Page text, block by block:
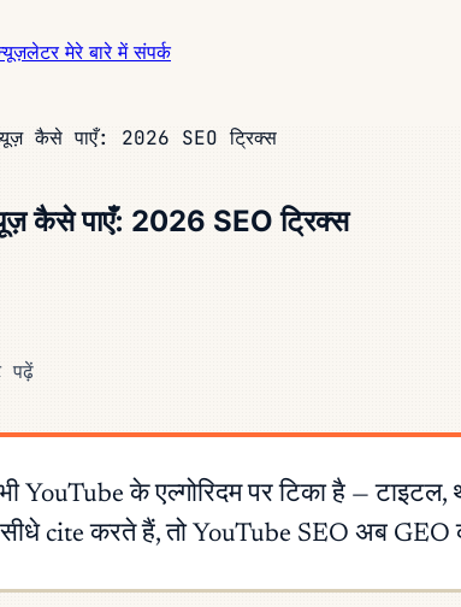
मेरे बारे मेंसंपर्क
कैसे पाएँ: 2026 SEO ट्रिक्स
कैसे पाएँ: 2026 SEO ट्रिक्स
पढ़ें
YouTube के एल्गोरिदम पर टिका है —
सीधे cite करते हैं, तो YouTube SEO अब GEO